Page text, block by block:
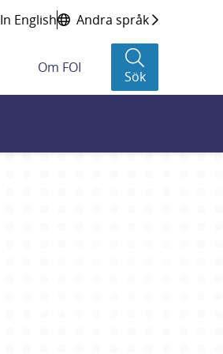
In English Andra språk
Om FOI
Sök